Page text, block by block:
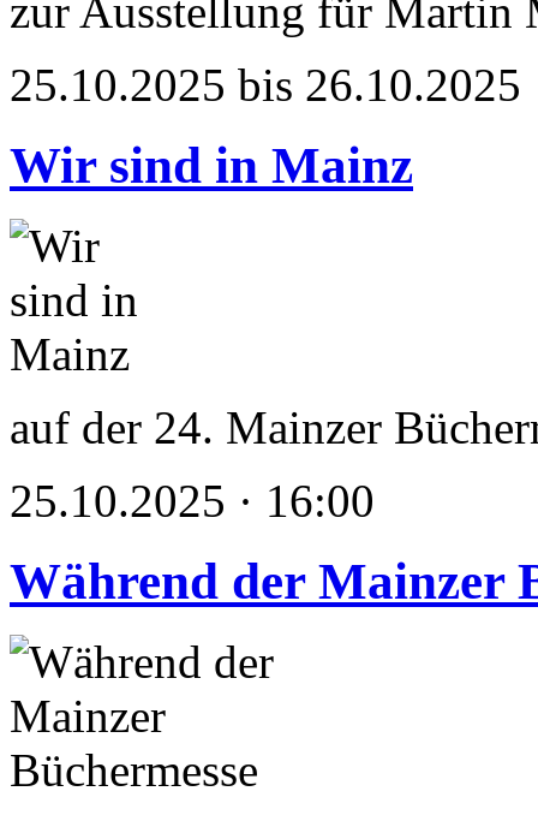
zur Ausstellung für Martin
25.10.2025 bis 26.10.2025
Wir sind in Mainz
auf der 24. Mainzer
25.10.2025 · 16:00
Während der Mainzer